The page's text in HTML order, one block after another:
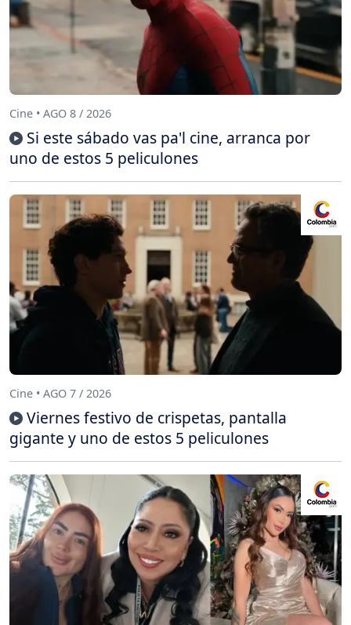
Cine • AGO 8 / 2026
Si este sábado vas pa'l cine, arranca por
uno de estos 5 peliculones
Cine • AGO 7 / 2026
Viernes festivo de crispetas, pantalla
gigante y uno de estos 5 peliculones